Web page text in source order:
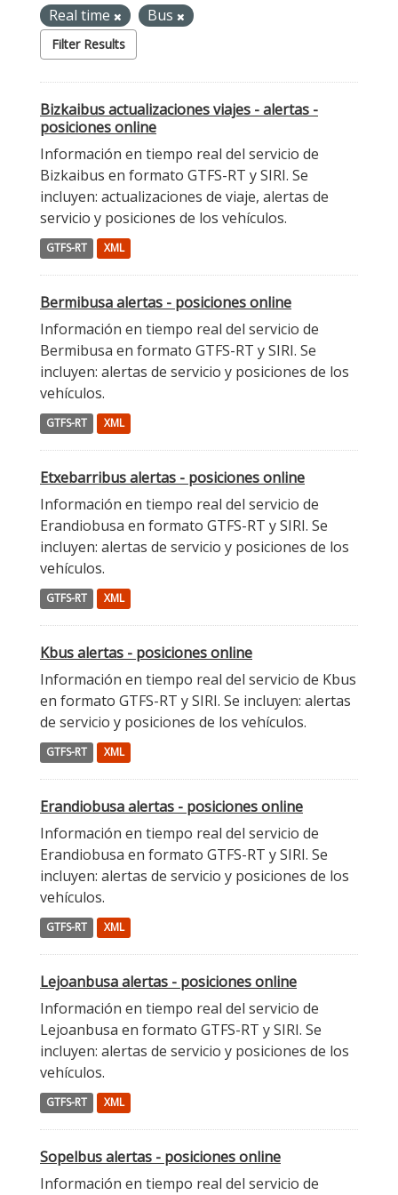
Real time
Bus
Filter Results
Bizkaibus actualizaciones viajes - alertas -
posiciones online
Información en tiempo real del servicio de
Bizkaibus en formato GTFS-RT y SIRI. Se
incluyen: actualizaciones de viaje, alertas de
servicio y posiciones de los vehículos.
GTFS-RT XML
Bermibusa alertas - posiciones online
Información en tiempo real del servicio de
Bermibusa en formato GTFS-RT y SIRI. Se
incluyen: alertas de servicio y posiciones de los
vehículos.
GTFS-RT XML
Etxebarribus alertas - posiciones online
Información en tiempo real del servicio de
Erandiobusa en formato GTFS-RT y SIRI. Se
incluyen: alertas de servicio y posiciones de los
vehículos.
GTFS-RT XML
Kbus alertas - posiciones online
Información en tiempo real del servicio de Kbus
en formato GTFS-RT y SIRI. Se incluyen: alertas
de servicio y posiciones de los vehículos.
GTFS-RT XML
Erandiobusa alertas - posiciones online
Información en tiempo real del servicio de
Erandiobusa en formato GTFS-RT y SIRI. Se
incluyen: alertas de servicio y posiciones de los
vehículos.
GTFS-RT XML
Lejoanbusa alertas - posiciones online
Información en tiempo real del servicio de
Lejoanbusa en formato GTFS-RT y SIRI. Se
incluyen: alertas de servicio y posiciones de los
vehículos.
GTFS-RT XML
Sopelbus alertas - posiciones online
Información en tiempo real del servicio de